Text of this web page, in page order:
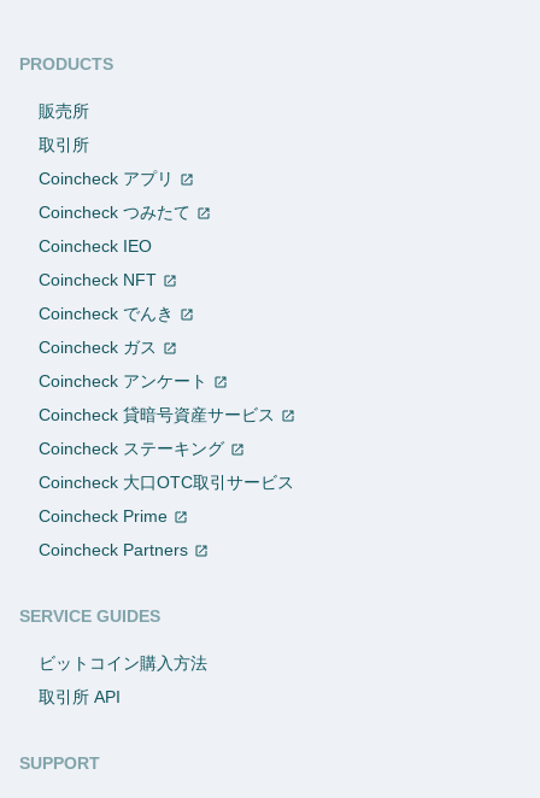
PRODUCTS
販売所
取引所
Coincheck アプリ
Coincheck つみたて
Coincheck IEO
Coincheck NFT
Coincheck でんき
Coincheck ガス
Coincheck アンケート
Coincheck 貸暗号資産サービス
Coincheck ステーキング
Coincheck 大口OTC取引サービス
Coincheck Prime
Coincheck Partners
SERVICE GUIDES
ビットコイン購入方法
取引所 API
SUPPORT